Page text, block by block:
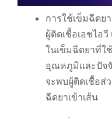
การใช้เข็มฉีดย
ผู้ติดเชื้อเอชไอ
ในเข็มฉีดยาที่ใ
อุณหภูมิและปัจ
จะพบผู้ติดเชื้อส่
ฉีดยาเข้าเส้น